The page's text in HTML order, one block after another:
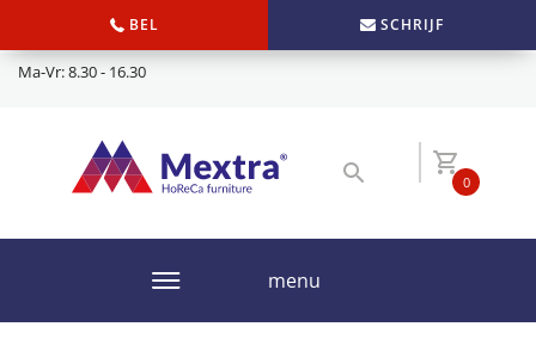
BEL SCHRIJF
Ma-Vr: 8.30 - 16.30
0
menu